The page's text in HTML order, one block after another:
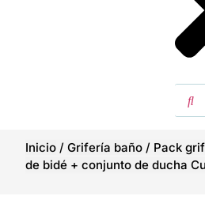
Inicio /Grifería baño / Pack
de bidé + conjunto de ducha